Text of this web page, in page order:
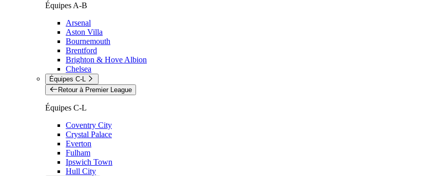
Équipes A-B
Arsenal
Aston Villa
Bournemouth
Brentford
Brighton & Hove Albion
Chelsea
Équipes C-L
Retour à Premier League
Équipes C-L
Coventry City
Crystal Palace
Everton
Fulham
Ipswich Town
Hull City